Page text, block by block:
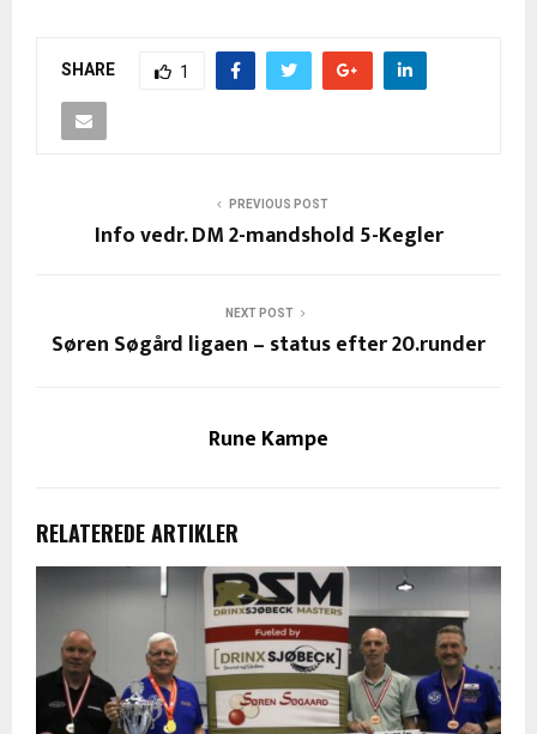
SHARE 1
PREVIOUS POST
Info vedr. DM 2-mandshold 5-Kegler
NEXT POST
Søren Søgård ligaen – status efter 20.runder
Rune Kampe
RELATEREDE ARTIKLER